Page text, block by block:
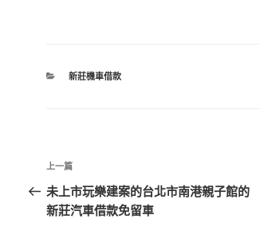
分
新莊機車借款
文
章
導
上
一
篇
上一篇
未上市玩樂建案的台北市南港親子館的
新莊汽車借款免留車